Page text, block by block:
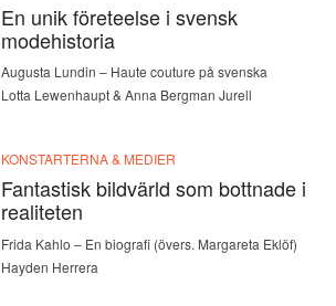
En unik företeelse i svensk
modehistoria
Augusta Lundin – Haute couture på svenska
Lotta Lewenhaupt & Anna Bergman Jurell
KONSTARTERNA & MEDIER
Fantastisk bildvärld som bottnade i
realiteten
Frida Kahlo – En biografi (övers. Margareta Eklöf)
Hayden Herrera